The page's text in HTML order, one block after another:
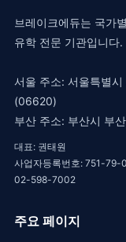
브레이크에듀는 국가
유학 전문 기관입니다.
서울 주소: 서울특별
(06620)
부산 주소: 부산시 부
대표: 권태원
사업자등록번호: 751-79-
02-598-7002
주요 페이지